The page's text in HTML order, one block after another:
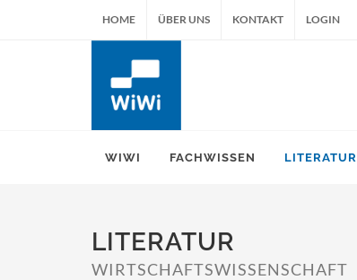
HOME ÜBER UNS KONTAKT LOGIN
WIWI FACHWISSEN LITERATUR
LITERATUR
WIRTSCHAFTSWISSENSCHAFT